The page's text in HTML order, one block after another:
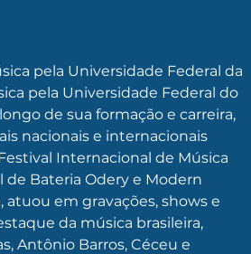
pela Universidade Federal da
pela Universidade Federal do
de sua formação e carreira,
nacionais e internacionais
Internacional de Música
de Bateria Odery e Modern
em gravações, shows e
da música brasileira,
Antônio Barros, Céceu e